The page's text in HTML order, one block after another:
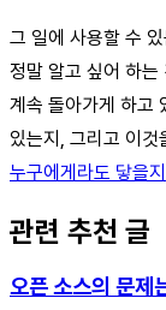
그 일에 사용할 수
정말 알고 싶어 하는
계속 돌아가게 하고
있는지, 그리고 이
누구에게라도 닿을지
관련 추천 글
오픈 소스의 문제